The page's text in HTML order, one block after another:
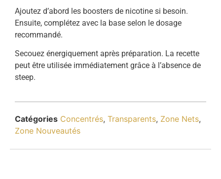
Ajoutez d’abord les boosters de nicotine si besoin.
Ensuite, complétez avec la base selon le dosage
recommandé.
Secouez énergiquement après préparation. La recette
peut être utilisée immédiatement grâce à l’absence de
steep.
Catégories Concentrés, Transparents, Zone Nets,
Zone Nouveautés